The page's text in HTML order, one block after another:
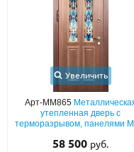
Увеличить
Арт-ММ865
утепленная дверь с
терморазрывом, панелями
витражными узкими
58 500 руб.